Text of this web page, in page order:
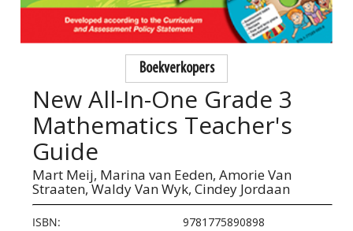
Boekverkopers
New All-In-One Grade 3
Mathematics Teacher's
Guide
Mart Meij, Marina van Eeden, Amorie Van
Straaten, Waldy Van Wyk, Cindey Jordaan
ISBN:
9781775890898